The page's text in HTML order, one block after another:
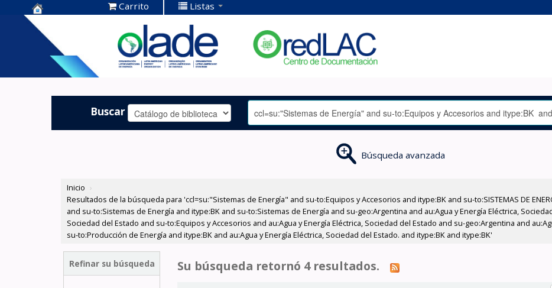
Centro de
Documentación
OLADE -
Carrito Listas
Buscar
Búsqueda avanzada
Inicio ›
Resultados de la búsqueda para 'ccl=su:"Sistemas de Energía" and su-to:Equipos y Accesorios and itype:BK and su-to:SISTEMAS DE
and su-to:Sistemas de Energía and itype:BK and su-to:Sistemas de Energía and su-geo:Argentina and au:Agua y Energía Eléctrica,
Sociedad del Estado and su-to:Equipos y Accesorios and au:Agua y Energía Eléctrica, Sociedad del Estado and su-geo:Argentina and
su-to:Producción de Energía and itype:BK and au:Agua y Energía Eléctrica, Sociedad del Estado. and itype:BK and itype:BK'
Refinar su búsqueda Su búsqueda retornó 4 resultados.